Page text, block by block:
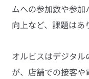
ムへの参加数や参
向上など、課題はあ
オルビスはデジタ
が、店舗での接客